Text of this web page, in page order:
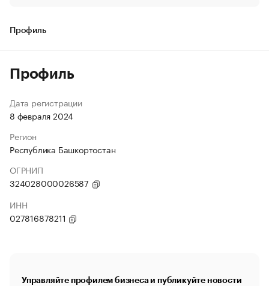
Профиль
Профиль
Дата регистрации
8 февраля 2024
Регион
Республика Башкортостан
ОГРНИП
324028000026587
ИНН
027816878211
Управляйте профилем бизнеса и публикуйте новости